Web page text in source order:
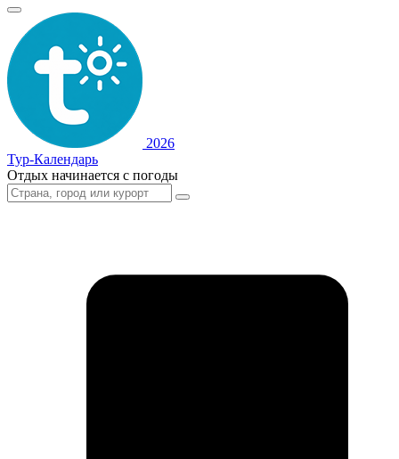
2026
Тур-Календарь
Отдых начинается с погоды